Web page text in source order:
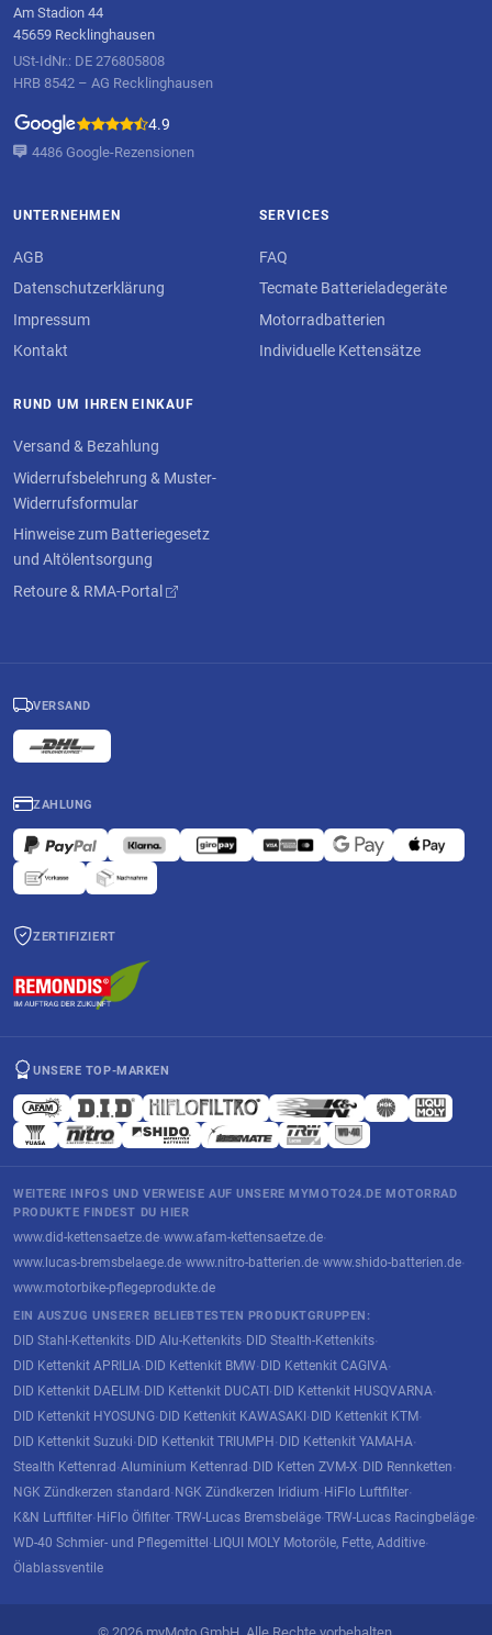
Am Stadion 44
45659 Recklinghausen
USt-IdNr.: DE 276805808
HRB 8542 – AG Recklinghausen
4.9
4486 Google-Rezensionen
UNTERNEHMEN
AGB
Datenschutzerklärung
Impressum
Kontakt
SERVICES
FAQ
Tecmate Batterieladegeräte
Motorradbatterien
Individuelle Kettensätze
RUND UM IHREN EINKAUF
Versand & Bezahlung
Widerrufsbelehrung & Muster-
Widerrufsformular
Hinweise zum Batteriegesetz
und Altölentsorgung
Retoure & RMA-Portal
VERSAND
ZAHLUNG
ZERTIFIZIERT
UNSERE TOP-MARKEN
WEITERE INFOS UND VERWEISE AUF UNSERE MYMOTO24.DE MOTORRAD
PRODUKTE FINDEST DU HIER
www.did-kettensaetze.de·www.afam-kettensaetze.de·
www.lucas-bremsbelaege.de·www.nitro-batterien.de·www.shido-batterien.de·
www.motorbike-pflegeprodukte.de
EIN AUSZUG UNSERER BELIEBTESTEN PRODUKTGRUPPEN:
DID Stahl-Kettenkits· DID Alu-Kettenkits· DID Stealth-Kettenkits·
DID Kettenkit APRILIA· DID Kettenkit BMW· DID Kettenkit CAGIVA·
DID Kettenkit DAELIM· DID Kettenkit DUCATI· DID Kettenkit HUSQVARNA·
DID Kettenkit HYOSUNG· DID Kettenkit KAWASAKI· DID Kettenkit KTM·
DID Kettenkit Suzuki· DID Kettenkit TRIUMPH· DID Kettenkit YAMAHA·
Stealth Kettenrad·Aluminium Kettenrad· DID Ketten ZVM-X· DID Rennketten·
NGK Zündkerzen standard· NGK Zündkerzen Iridium· HiFlo Luftfilter·
K&N Luftfilter· HiFlo Ölfilter·TRW-Lucas Bremsbeläge·TRW-Lucas Racingbeläge·
WD-40 Schmier- und Pflegemittel· LIQUI MOLY Motoröle, Fette, Additive·
Ölablassventile